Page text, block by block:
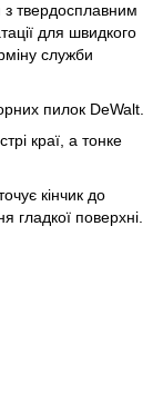
твердосплавним
для швидкого
служби
пилок DeWalt.
краї, а тонке
кінчик до
гладкої поверхні.